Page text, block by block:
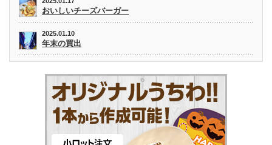
おいしいチーズバーガー
2025.01.10
年末の買出